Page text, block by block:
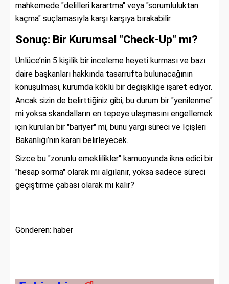
mahkemede "delilleri karartma" veya "sorumluluktan
kaçma" suçlamasıyla karşı karşıya bırakabilir.
Sonuç: Bir Kurumsal "Check-Up" mı?
Ünlüce’nin 5 kişilik bir inceleme heyeti kurması ve bazı
daire başkanları hakkında tasarrufta bulunacağının
konuşulması, kurumda köklü bir değişikliğe işaret ediyor.
Ancak sizin de belirttiğiniz gibi, bu durum bir "yenilenme"
mi yoksa skandalların en tepeye ulaşmasını engellemek
için kurulan bir "bariyer" mi, bunu yargı süreci ve İçişleri
Bakanlığı’nın kararı belirleyecek.
Sizce bu "zorunlu emeklilikler" kamuoyunda ikna edici bir
"hesap sorma" olarak mı algılanır, yoksa sadece süreci
geçiştirme çabası olarak mı kalır?
Gönderen: haber